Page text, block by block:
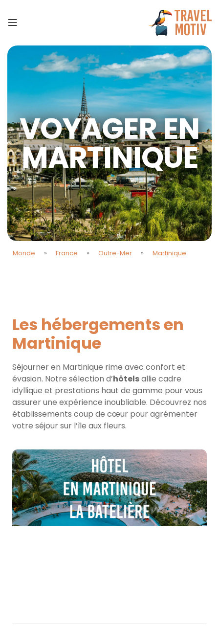
VOYAGER EN
MARTINIQUE
Monde » France » Outre-Mer » Martinique
Les hébergements en
Martinique
Séjourner en Martinique rime avec confort et
évasion. Notre sélection d’hôtelsallie cadre
idyllique et prestations haut de gamme pour vous
assurer une expérience inoubliable. Découvrez nos
établissements coup de cœur pour agrémenter
votre séjour sur l’île aux fleurs.